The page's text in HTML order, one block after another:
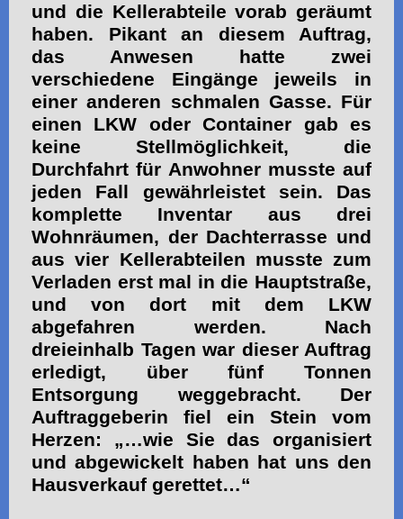
und die Kellerabteile vorab geräumt
haben. Pikant an diesem Auftrag,
das Anwesen hatte zwei
verschiedene Eingänge jeweils in
einer anderen schmalen Gasse. Für
einen LKW oder Container gab es
keine Stellmöglichkeit, die
Durchfahrt für Anwohner musste auf
jeden Fall gewährleistet sein. Das
komplette Inventar aus drei
Wohnräumen, der Dachterrasse und
aus vier Kellerabteilen musste zum
Verladen erst mal in die Hauptstraße,
und von dort mit dem LKW
abgefahren werden. Nach
dreieinhalb Tagen war dieser Auftrag
erledigt, über fünf Tonnen
Entsorgung weggebracht. Der
Auftraggeberin fiel ein Stein vom
Herzen: „…wie Sie das organisiert
und abgewickelt haben hat uns den
Hausverkauf gerettet…“